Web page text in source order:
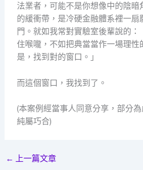
法業者，可能不是你想像中的陰暗
的緩衝帶，是冷硬金融體系裡一扇
門。就如我常對實驗室後輩說的：
住喉嚨，不如把典當當作一場理
是，找到對的窗口。」
而這個窗口，我找到了。
(本案例經當事人同意分享，部分
純屬巧合)
← 上一篇文章